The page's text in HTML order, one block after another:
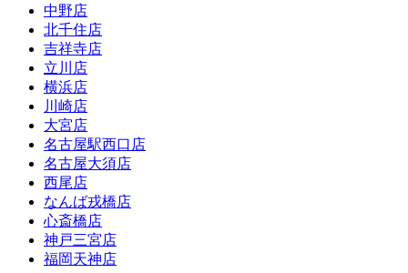
中野店
北千住店
吉祥寺店
立川店
横浜店
川崎店
大宮店
名古屋駅西口店
名古屋大須店
西尾店
なんば戎橋店
心斎橋店
神戸三宮店
福岡天神店